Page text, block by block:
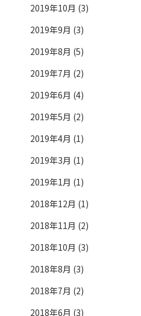
2019年10月 (3)
2019年9月 (3)
2019年8月 (5)
2019年7月 (2)
2019年6月 (4)
2019年5月 (2)
2019年4月 (1)
2019年3月 (1)
2019年1月 (1)
2018年12月 (1)
2018年11月 (2)
2018年10月 (3)
2018年8月 (3)
2018年7月 (2)
2018年6月 (3)